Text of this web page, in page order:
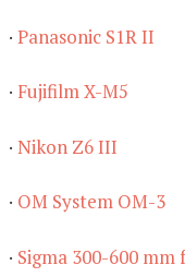
· Panasonic S1R II
· Fujifilm X-M5
· Nikon Z6 III
· OM System OM-3
· Sigma 300-600 mm